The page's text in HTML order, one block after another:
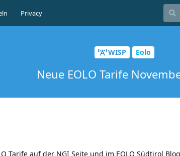
Privacy
WISP Eolo
Neue EOLO Tarife
Tarife auf der NGI Seite und im EOLO Südtirol